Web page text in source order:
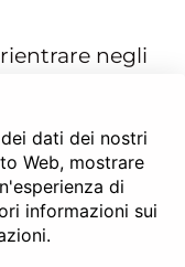
negli
enti del terzo
usufruire
2 per mille
iscritta in un
Consiglio dei
dati dei nostri
Web, mostrare
di
informazioni sui